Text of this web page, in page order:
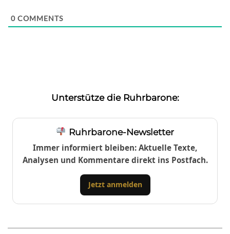
0 COMMENTS
Unterstütze die Ruhrbarone:
Ruhrbarone-Newsletter
Immer informiert bleiben: Aktuelle Texte,
Analysen und Kommentare direkt ins Postfach.
Jetzt anmelden